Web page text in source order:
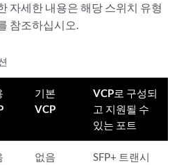
자세한 내용은 해당 스위치 유형
참조하십시오.
기본
VCP
VCP로 구성되
고 지원될 수
있는 포트
없음
SFP+ 트랜시